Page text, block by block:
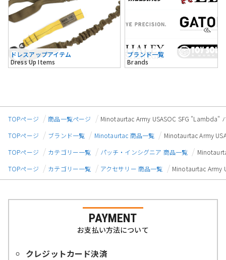
ドレスアップアイテム
Dress Up Items
ブランド一覧
Brands
TOPページ 商品一覧ページ
Minotaurtac Army USASOC SFG "Lambda"
TOPページ
ブランド一覧 Minotaurtac 商品一覧
Minotaurtac Army
TOPページ
カテゴリー一覧 パッチ・インシグニア 商品一覧
TOPページ
カテゴリー一覧 アクセサリー 商品一覧 Minotaurtac Army
PAYMENT
お支払い方法について
クレジットカード決済